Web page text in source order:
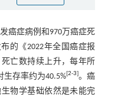
癌症病例和970万癌症死
的《2022年全国癌症报
亡数持续上升，每年所
生存率约为40.5%[2-3]。癌
物学基础依然是未能完